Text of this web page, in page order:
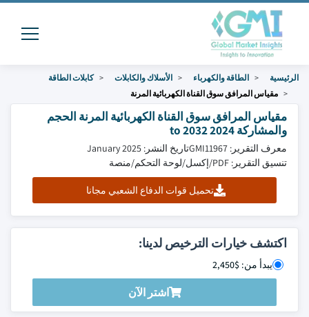
الرئيسية الطاقة والكهرباء الأسلاك والكابلات
كابلات الطاقة
مقياس المرافق سوق القناة الكهربائية المرنة
مقياس المرافق سوق القناة الكهربائية المرنة الحجم
والمشاركة 2024 to 2032
معرف التقرير: GMI11967
تاريخ النشر: January 2025
تنسيق التقرير: PDF/إكسل/لوحة التحكم/منصة
تحميل قوات الدفاع الشعبي مجانا
اكتشف خيارات الترخيص لدينا:
يبدأ من: $2,450
اشتر الآن